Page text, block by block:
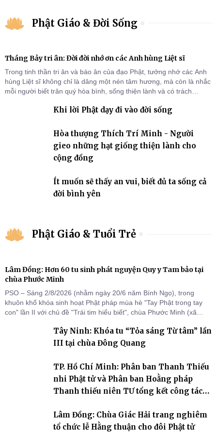
Phật Giáo & Đời Sống
Tháng Bảy tri ân: Đời đời nhớ ơn các Anh hùng Liệt sĩ
Trong tinh thần tri ân và báo ân của đạo Phật, tưởng nhớ các Anh
hùng Liệt sĩ không chỉ là dâng một nén tâm hương, mà còn là nhắc
mỗi người biết trân quý hòa bình, sống thiện lành và có trách
Khi lời Phật dạy đi vào đời sống
Hòa thượng Thích Trí Minh - Người
gieo những hạt giống thiện lành cho
cộng đồng
Ít muốn sẽ thấy an vui, biết đủ ta sống cả
đời bình yên
Phật Giáo & Tuổi Trẻ
Lâm Đồng: Hơn 60 tu sinh phát nguyện Quy y Tam bảo tại
chùa Phước Minh
PSO – Sáng 2/8/2026 (nhằm ngày 20/6 năm Bính Ngọ), trong
khuôn khổ khóa sinh hoạt Phật pháp mùa hè "Tay Phật trong tay
con" lần II với chủ đề "Trái tim hiểu biết", chùa Phước Minh (xã
cho hơn 60 tu sinh.Tây Ninh: Khóa tu “Tỏa sáng Từ tâm” lần
III tại chùa Đông Quang
TP. Hồ Chí Minh: Phân ban Thanh Thiếu
nhi Phật tử và Phân ban Hoằng pháp
Thanh thiếu niên TƯ tổng kết công tác
Lâm Đồng: Chùa Giác Hải trang nghiêm
tổ chức lễ Hằng thuận cho đôi Phật tử